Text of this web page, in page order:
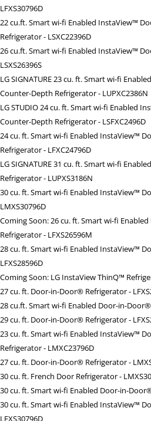
LFXS30796D
22 cu.ft. Smart wi-fi Enabled InstaView™
Refrigerator - LSXC22396D
26 cu.ft. Smart wi-fi Enabled InstaView™
LSXS26396S
LG SIGNATURE 23 cu. ft. Smart wi-fi
Counter-Depth Refrigerator - LUPXC2386N
LG STUDIO 24 cu. ft. Smart wi-fi Enabled
Counter-Depth Refrigerator - LSFXC2496D
24 cu. ft. Smart wi-fi Enabled InstaView™
Refrigerator - LFXC24796D
LG SIGNATURE 31 cu. ft. Smart wi-fi
Refrigerator - LUPXS3186N
30 cu. ft. Smart wi-fi Enabled InstaView™
LMXS30796D
Coming Soon: 26 cu. ft. Smart wi-fi
Refrigerator - LFXS26596M
28 cu. ft. Smart wi-fi Enabled InstaView™
LFXS28596D
Coming Soon: LG InstaView ThinQ™
27 cu. ft. Door-in-Door® Refrigerator -
28 cu.ft. Smart wi-fi Enabled Door-in-
29 cu. ft. Door-in-Door® Refrigerator -
23 cu. ft. Smart wi-fi Enabled InstaView™
Refrigerator - LMXC23796D
27 cu. ft. Door-in-Door® Refrigerator -
30 cu. ft. French Door Refrigerator -
30 cu. ft. Smart wi-fi Enabled Door-in-
30 cu. ft. Smart wi-fi Enabled InstaView™
LFXS30796D